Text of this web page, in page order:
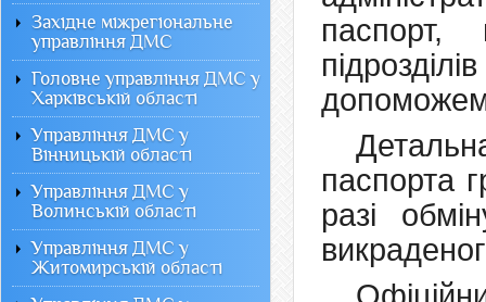
паспорта
разі
Західне міжрегіональне
управління ДМС
Головне управління ДМС у
Харківській області
Управління ДМС у
Вінницькій області
Управління ДМС у
Волинській області
Управління ДМС у
Житомирській області